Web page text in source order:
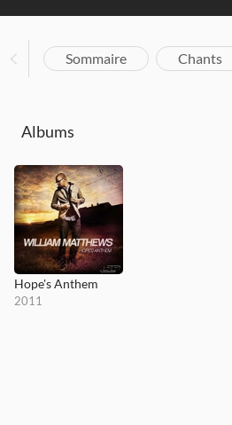
Sommaire Chants
Albums
Hope's Anthem
2011